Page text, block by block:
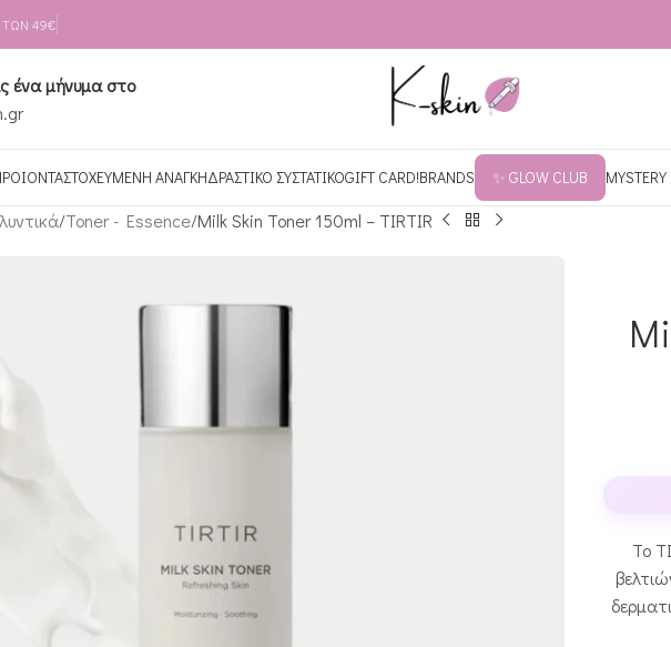
ΤΩΝ 49€
ένα μήνυμα στο
ΣΤΟΧΕΥΜΕΝΗ ΑΝΑΓΚΗΔΡΑΣΤΙΚΟ ΣΥΣΤΑΤΙΚΟGIFT CARD!BRANDS ✨ GLOW CLUB
Toner - Essence Milk Skin Toner 150ml – TIRTIR
Το